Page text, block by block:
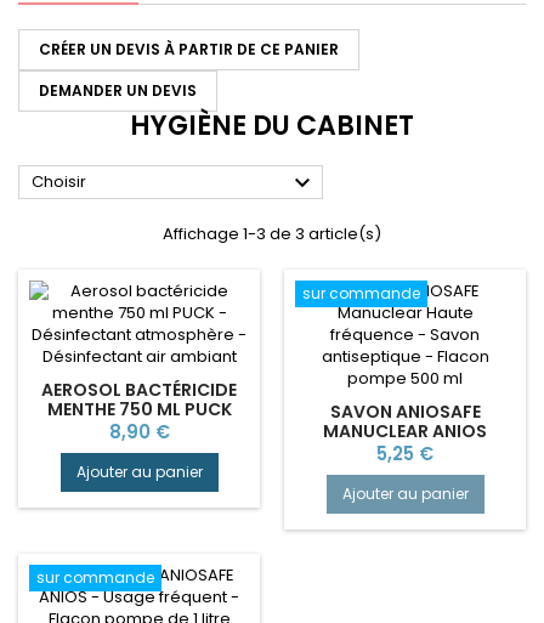
CRÉER UN DEVIS À PARTIR DE CE PANIER
DEMANDER UN DEVIS
HYGIÈNE DU CABINET
Choisir 
Affichage 1-3 de 3 article(s)
AEROSOL BACTÉRICIDE
MENTHE 750 ML PUCK
Prix
8,90 €
Ajouter au panier
sur commande
SAVON ANIOSAFE
MANUCLEAR ANIOS
HAUTE FRÉQUENCE -
SAVON ANTISEPTIQUE
Prix
5,25 €
Ajouter au panier
sur commande